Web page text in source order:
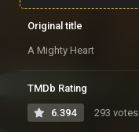
Original title
A Mighty Heart
TMDb Rating
6.394 293 votes